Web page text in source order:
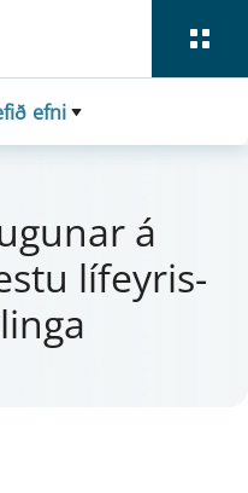
efni
á
líf­ey­ris­